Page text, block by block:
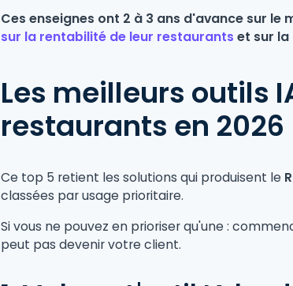
Ces enseignes ont 2 à 3 ans d'avance sur
sur la rentabilité de leur restaurants et sur la
Les meilleurs outils
restaurants en 2026
Ce top 5 retient les solutions qui produisent le
classées par usage prioritaire.
Si vous ne pouvez en prioriser qu'une :
peut pas devenir votre client.